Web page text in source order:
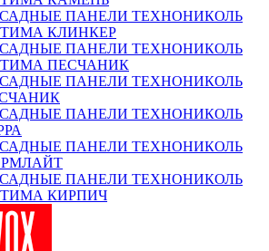
ПАНЕЛИ ТЕХНОНИКОЛЬ
КЛИНКЕР
ПАНЕЛИ ТЕХНОНИКОЛЬ
ПЕСЧАНИК
ПАНЕЛИ ТЕХНОНИКОЛЬ
ПАНЕЛИ ТЕХНОНИКОЛЬ
ПАНЕЛИ ТЕХНОНИКОЛЬ
ПАНЕЛИ ТЕХНОНИКОЛЬ
КИРПИЧ